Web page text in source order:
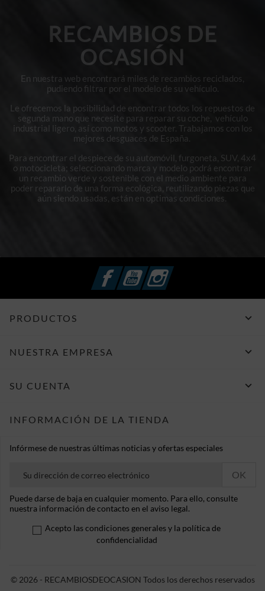
RECAMBIOS DE
OCASIÓN
En nuestra web encontrará miles de recambios reciclados,
pudiendo filtrar por el modelo de su vehículo.
Le ofrecemos la posibilidad de encontrar todos los repuestos de
segunda mano que necesite para reparar su coche, vehículo
industrial ligero, así como motos y scooter. Trabajamos con los
mejores desguaces de España.
Para encontrar el despiece de su automóvil, furgoneta, SUV, 4x4
o motocicleta; seleccionando marca y modelo podrá encontrar
un recambio verde y sostenible con el medio ambiente para
poder repararlo de una forma ecológica, reutilizando piezas que
aún siendo usadas, están en optimas condiciones.
FacebookYouTubeInstagram
PRODUCTOS 
NUESTRA EMPRESA 
SU CUENTA 
INFORMACIÓN DE LA TIENDA
Infórmese de nuestras últimas noticias y ofertas especiales
Puede darse de baja en cualquier momento. Para ello, consulte
nuestra información de contacto en el aviso legal.
Acepto las condiciones generales y la política de
confidencialidad
© 2026 - RECAMBIOSDEOCASION Todos los derechos reservados